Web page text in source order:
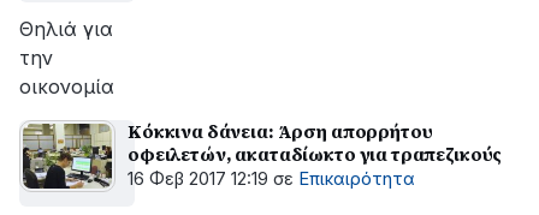
Θηλιά για
την
οικονομία
Κόκκινα δάνεια: Άρση απορρήτου
οφειλετών, ακαταδίωκτο για τραπεζικούς
16 Φεβ 2017 12:19 σε Επικαιρότητα